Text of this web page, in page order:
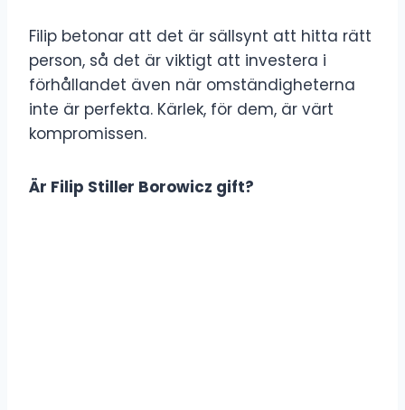
Filip betonar att det är sällsynt att hitta rätt
person, så det är viktigt att investera i
förhållandet även när omständigheterna
inte är perfekta. Kärlek, för dem, är värt
kompromissen.
Är Filip Stiller Borowicz gift?